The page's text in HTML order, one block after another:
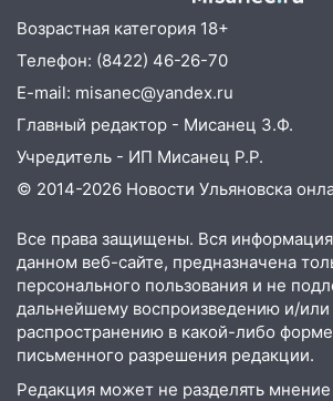
Возрастная категория 18+
Телефон: (8422) 46-26-70
E-mail: misanec@yandex.ru
Главный редактор - Мисанец З.Ф.
Учредитель - ИП Мисанец Р.Р.
© 2014-2026 Новости Ульяновска
Все права защищены. Вся
данном веб-сайте, предназначена
персонального пользования и не
дальнейшему воспроизведению и/или
распространению в какой-либо
письменного разрешения редакции.
Редакция может не разделять мнение